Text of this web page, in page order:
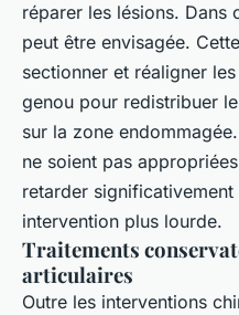
réparer les lésions. Dans
peut être envisagée.
sectionner et réaligner
genou pour redistribuer
sur la zone
ne soient pas
retarder significativement
intervention plus lourde.
Traitements
articulaires
Outre les interventions